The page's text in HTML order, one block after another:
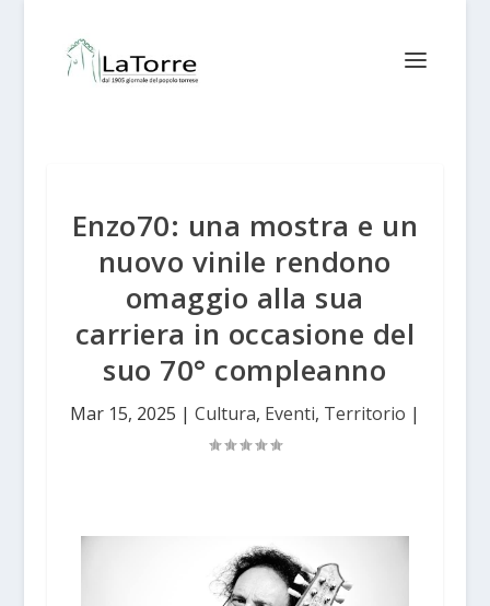
Enzo70: una mostra e un
nuovo vinile rendono
omaggio alla sua
carriera in occasione del
suo 70° compleanno
Mar 15, 2025 | Cultura, Eventi, Territorio |